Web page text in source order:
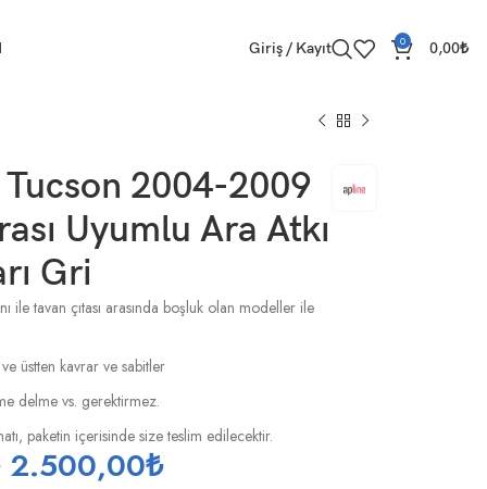
Giriş / Kayıt 0 0,00₺
2004-2009
Uyumlu Ara Atkı
Gri
ile tavan çıtası arasında boşluk olan modeller ile
ve üstten kavrar ve sabitler
delme vs. gerektirmez.
paketin içerisinde size teslim edilecektir.
2.500,00₺